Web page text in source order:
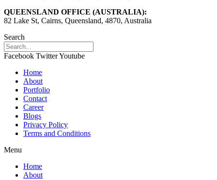
QUEENSLAND OFFICE (AUSTRALIA):
82 Lake St, Cairns, Queensland, 4870, Australia
Search
Facebook TwitterYoutube
Home
About
Portfolio
Contact
Career
Blogs
Privacy Policy
Terms and Conditions
Menu
Home
About